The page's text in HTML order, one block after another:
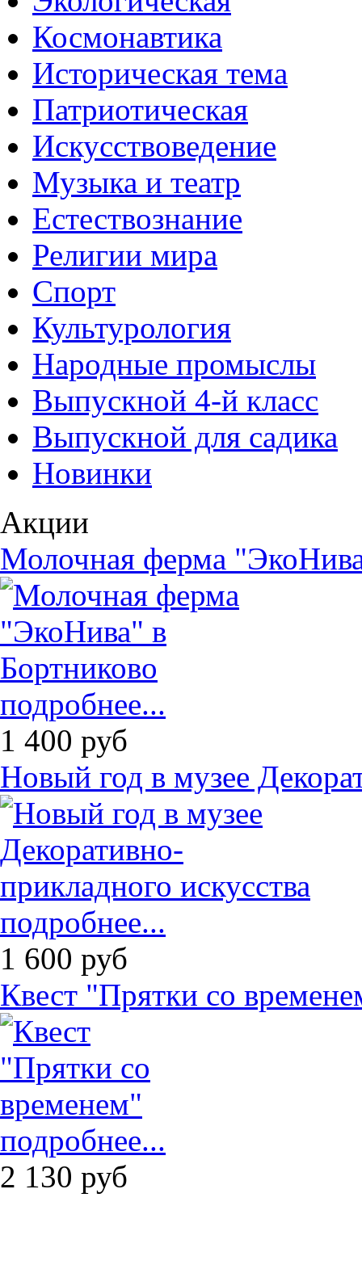
Космонавтика
Историческая тема
Патриотическая
Искусствоведение
Музыка и театр
Естествознание
Религии мира
Спорт
Культурология
Народные промыслы
Выпускной 4-й класс
Выпускной для садика
Новинки
Акции
Молочная ферма
подробнее...
1 400 руб
Новый год в музее
подробнее...
1 600 руб
Квест "Прятки со
подробнее...
2 130 руб